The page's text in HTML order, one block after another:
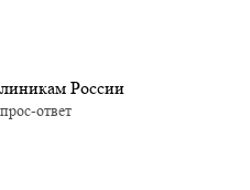
России
ответ